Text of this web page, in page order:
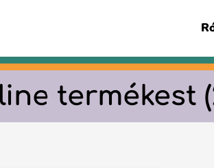
termékest